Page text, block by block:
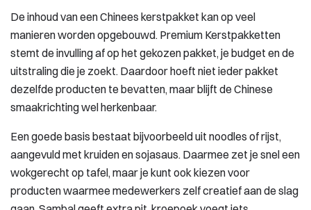
De inhoud van een Chinees kerstpakket kan op veel
manieren worden opgebouwd. Premium Kerstpakketten
stemt de invulling af op het gekozen pakket, je budget en de
uitstraling die je zoekt. Daardoor hoeft niet ieder pakket
dezelfde producten te bevatten, maar blijft de Chinese
smaakrichting wel herkenbaar.
Een goede basis bestaat bijvoorbeeld uit noodles of rijst,
aangevuld met kruiden en sojasaus. Daarmee zet je snel een
wokgerecht op tafel, maar je kunt ook kiezen voor
producten waarmee medewerkers zelf creatief aan de slag